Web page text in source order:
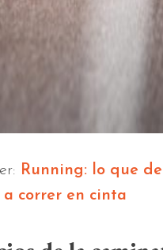
Running: lo que
a correr en cinta